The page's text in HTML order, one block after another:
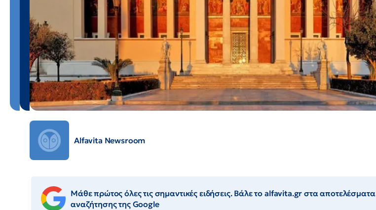
Alfavita Newsroom
Μάθε πρώτος όλες τις σημαντικές ειδήσεις. Βάλε το alfavita.gr στα αποτελέσματα
αναζήτησης της Google